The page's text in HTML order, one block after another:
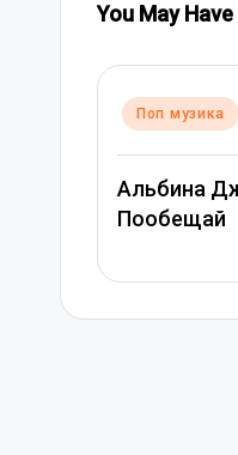
You May Have
Posted
in